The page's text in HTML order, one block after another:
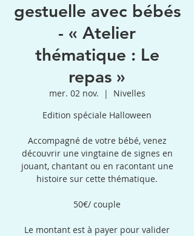
gestuelle avec bébés
- « Atelier
thématique : Le
repas »
mer. 02 nov.
  |
Nivelles
Edition spéciale Halloween
Accompagné de votre bébé, venez
découvrir une vingtaine de signes en
jouant, chantant ou en racontant une
histoire sur cette thématique.
50€/ couple
Le montant est à payer pour valider